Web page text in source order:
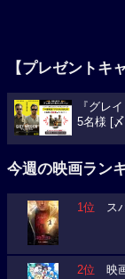
【プレゼントキ
『グレ
5名様 [
今週の映画ラン
1位 ス
2位 映